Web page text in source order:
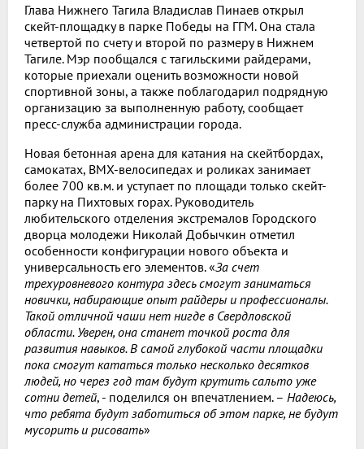
Глава Нижнего Тагила Владислав Пинаев открыл
скейт-площадку в парке Победы на ГГМ. Она стала
четвертой по счету и второй по размеру в Нижнем
Тагиле. Мэр пообщался с тагильскими райдерами,
которые приехали оценить возможности новой
спортивной зоны, а также поблагодарил подрядную
организацию за выполненную работу, сообщает
пресс-служба администрации города.
Новая бетонная арена для катания на скейтбордах,
самокатах, BMX-велосипедах и роликах занимает
более 700 кв.м. и уступает по площади только скейт-
парку на Пихтовых горах. Руководитель
любительского отделения экстремалов Городского
дворца молодежи Николай Добычкин отметил
особенности конфигурации нового объекта и
универсальность его элементов. «За счет
трехуровневого контура здесь смогут заниматься
новички, набирающие опыт райдеры и профессионалы.
Такой отличной чаши нет нигде в Свердловской
области. Уверен, она станет точкой роста для
развития навыков. В самой глубокой части площадки
пока смогут кататься только несколько десятков
людей, но через год там будут крутить сальто уже
сотни детей, - поделился он впечатлением. – Надеюсь,
что ребята будут заботиться об этом парке, не будут
мусорить и рисовать»